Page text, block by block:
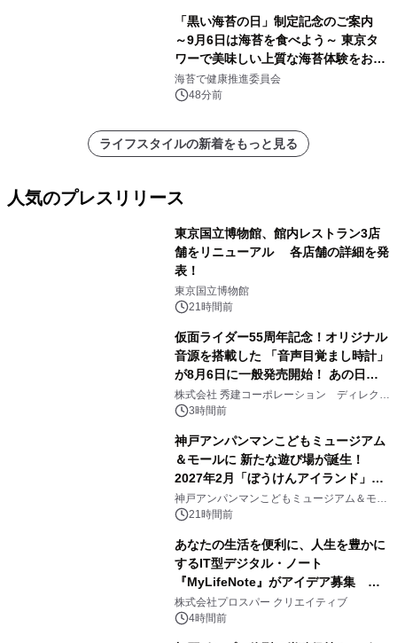
「黒い海苔の日」制定記念のご案内
～9月6日は海苔を食べよう～ 東京タ
ワーで美味しい上質な海苔体験をお届
けします！
海苔で健康推進委員会
48分前
ライフスタイルの新着をもっと見る
人気のプレスリリース
東京国立博物館、館内レストラン3店
舗をリニューアル 各店舗の詳細を発
表！
東京国立博物館
21時間前
仮面ライダー55周年記念！オリジナル
音源を搭載した 「音声目覚まし時計」
が8月6日に一般発売開始！ あの日の
大興奮が今甦る
株式会社 秀建コーポレーション ディレクト
アートギャラリー
3時間前
神戸アンパンマンこどもミュージアム
＆モールに 新たな遊び場が誕生！
2027年2月「ぼうけんアイランド」が
オープン
神戸アンパンマンこどもミュージアム＆モー
ル 21時間前
あなたの生活を便利に、人生を豊かに
するIT型デジタル・ノート
『MyLifeNote』がアイデア募集 優
秀賞100名に1年間無償試用
株式会社プロスパー クリエイティブ
4時間前